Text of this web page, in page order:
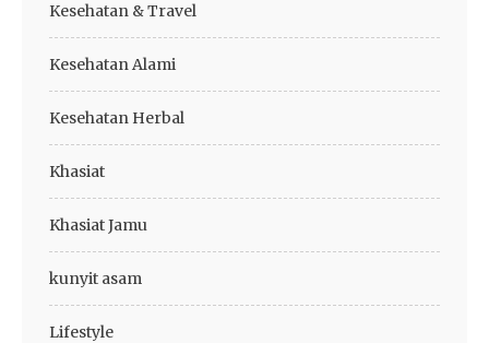
Kesehatan & Travel
Kesehatan Alami
Kesehatan Herbal
Khasiat
Khasiat Jamu
kunyit asam
Lifestyle